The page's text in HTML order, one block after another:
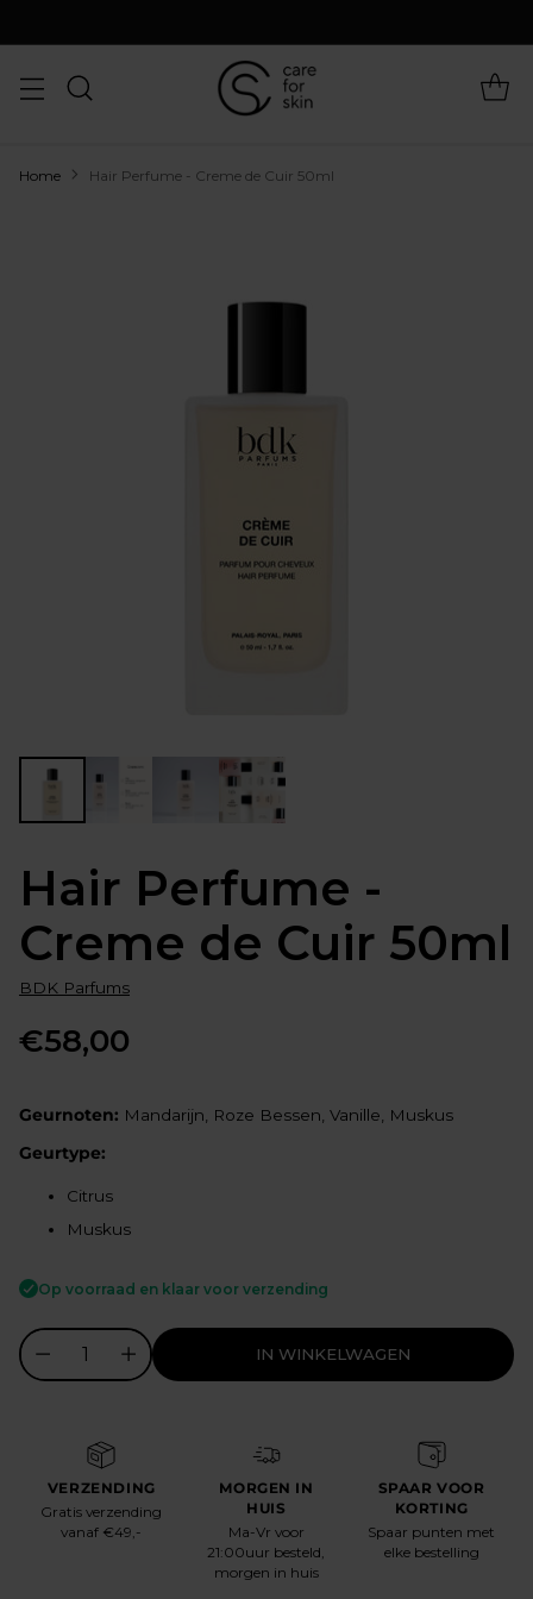
Home Hair Perfume - Creme de Cuir 50ml
Hair Perfume -
Creme de Cuir 50ml
BDK Parfums
Normale
prijs
€58,00
Geurnoten: Mandarijn, Roze Bessen, Vanille, Muskus
Geurtype:
Citrus
Muskus
Op voorraad en klaar voor verzending
IN WINKELWAGEN
VERZENDING
Gratis verzending
vanaf €49,-
MORGEN IN
HUIS
Ma-Vr voor
21:00uur besteld,
morgen in huis
SPAAR VOOR
KORTING
Spaar punten met
elke bestelling